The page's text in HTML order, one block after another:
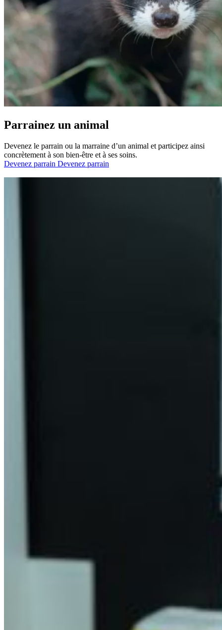
Parrainez un animal
Devenez le parrain ou la marraine d’un animal et participez ainsi
concrètement à son bien-être et à ses soins.
Devenez parrain Devenez parrain